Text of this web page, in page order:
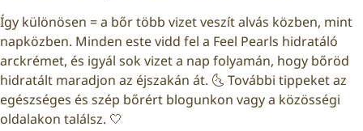
Így különösen = a bőr több vizet veszít alvás közben, mint
napközben. Minden este vidd fel a Feel Pearls hidratáló
arckrémet, és igyál sok vizet a nap folyamán, hogy bőröd
hidratált maradjon az éjszakán át. 🌜 További tippeket az
egészséges és szép bőrért blogunkon vagy a közösségi
oldalakon találsz. 🤍